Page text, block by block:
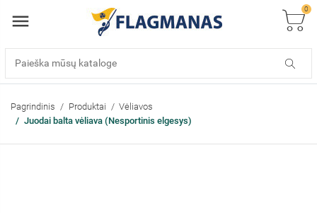
0
Pagrindinis Produktai
Vėliavos
Juodai balta vėliava (Nesportinis elgesys)